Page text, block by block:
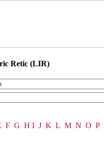
Retic (LIR)
F G H I J K L M N O P